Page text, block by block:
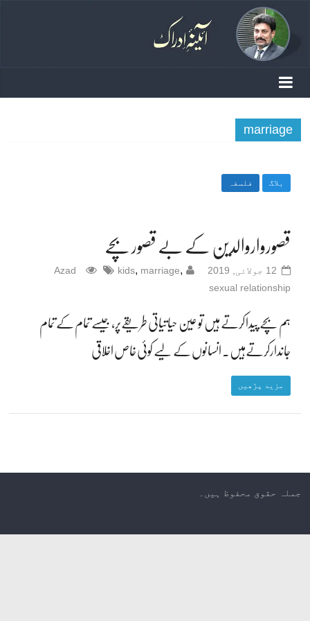
marriage
بلاگ فلسفہ
قصورواروالدین کے بے قصور بچے
12 جولائی, 2019 Azad kids, marriage,
sexual relationship
ہم بچے پیدا کرتے ہیں تو عین حیاتیاتی طریقےپر، جیسے تمام کے تمام
جاندارکرتےہیں۔ انسانوں کے لیے کوئی خاص اخلاقی
مزید پڑھیں
جملہ حقوق محفوظ ہیں۔